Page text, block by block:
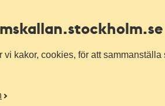
.stockholm.se
kakor, cookies, för att